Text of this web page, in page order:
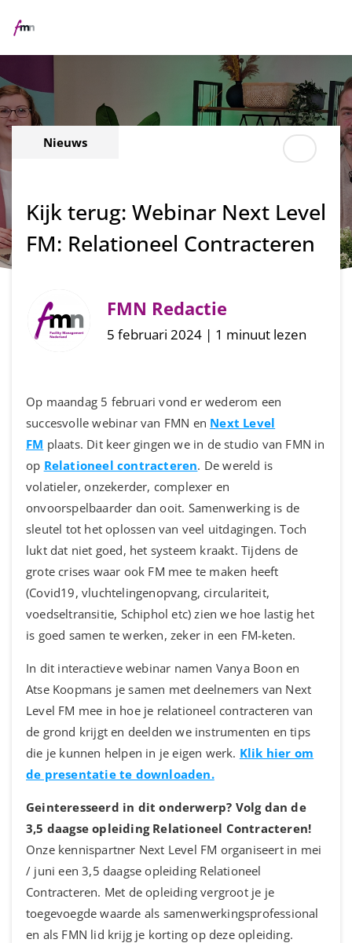
Nieuws
Kijk terug: Webinar Next Level
FM: Relationeel Contracteren
FMN Redactie
5 februari 2024 | 1 minuut lezen
Op maandag 5 februari vond er wederom een
succesvolle webinar van FMN en Next Level
FM plaats. Dit keer gingen we in de studio van FMN in
op Relationeel contracteren. De wereld is
volatieler, onzekerder, complexer en
onvoorspelbaarder dan ooit. Samenwerking is de
sleutel tot het oplossen van veel uitdagingen. Toch
lukt dat niet goed, het systeem kraakt. Tijdens de
grote crises waar ook FM mee te maken heeft
(Covid19, vluchtelingenopvang, circulariteit,
voedseltransitie, Schiphol etc) zien we hoe lastig het
is goed samen te werken, zeker in een FM-keten.
In dit interactieve webinar namen Vanya Boon en
Atse Koopmans je samen met deelnemers van Next
Level FM mee in hoe je relationeel contracteren van
de grond krijgt en deelden we instrumenten en tips
die je kunnen helpen in je eigen werk. Klik hier om
de presentatie te downloaden.
Geinteresseerd in dit onderwerp? Volg dan de
3,5 daagse opleiding Relationeel Contracteren!
Onze kennispartner Next Level FM organiseert in mei
/ juni een 3,5 daagse opleiding Relationeel
Contracteren. Met de opleiding vergroot je je
toegevoegde waarde als samenwerkingsprofessional
en als FMN lid krijg je korting op deze opleiding.